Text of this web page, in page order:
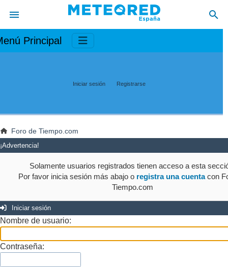
Principal
Iniciar sesión Registrarse
Foro de Tiempo.com
¡Advertencia!
Solamente usuarios registrados tienen acceso a esta
Por favor inicia sesión más abajo o registra una cuentacon
Tiempo.com
Iniciar sesión
Nombre de usuario:
Contraseña: